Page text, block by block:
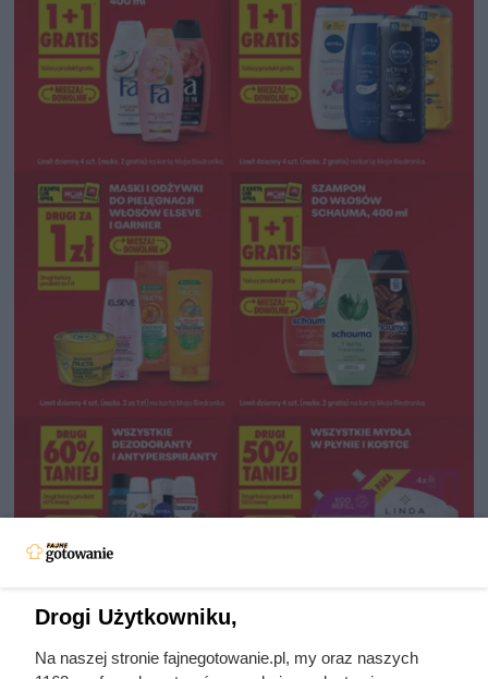
Duże obniżki cen produktów do pielęgnacji włosów i ciała, fot.
Drogi Użytkowniku,
Na naszej stronie fajnegotowanie.pl, my oraz naszych